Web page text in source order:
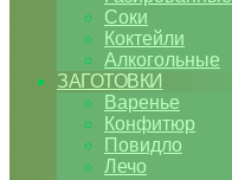
Соки
Коктейли
Алкогольные
ЗАГОТОВКИ
Варенье
Конфитюр
Повидло
Лечо